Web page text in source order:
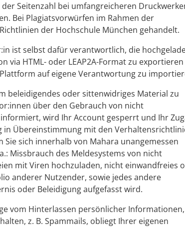
Seitenzahl bei umfangreicheren
Bei Plagiatsvorwürfen im Rahmen der
der Hochschule München gehandelt.
ist selbst dafür verantwortlich, die
via HTML- oder LEAP2A-Format zu
auf eigene Verantwortung zu
beleidigendes oder sittenwidriges Material zu
über den Gebrauch von nicht
wird Ihr Account gesperrt und Ihr
Übereinstimmung mit den
sich innerhalb von Mahara unangemessen
Missbrauch des Meldesystems von nicht
mit Viren hochzuladen, nicht einwandfreies
anderer Nutzender, sowie jedes andere
oder Beleidigung aufgefasst wird.
vom Hinterlassen persönlicher
z. B. Spammails, obliegt Ihrer eigenen